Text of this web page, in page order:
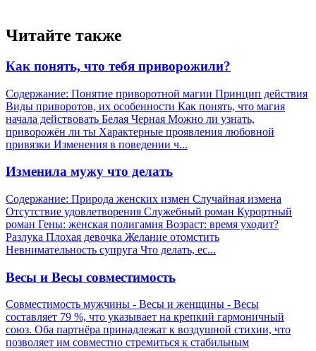
Читайте также
Как понять, что тебя приворожили?
Содержание: Понятие приворотной магии Принцип действия
Виды приворотов, их особенности Как понять, что магия
начала действовать Белая Черная Можно ли узнать,
приворожён ли ты Характерные проявления любовной
привязки Изменения в поведении ч...
Изменила мужу что делать
Содержание: Природа женских измен Случайная измена
Отсутствие удовлетворения Служебный роман Курортный
роман Гены: женская полигамия Возраст: время уходит?
Разлука Плохая девочка Желание отомстить
Невнимательность супруга Что делать, ес...
Весы и Весы совместимость
Совместимость мужчины - Весы и женщины - Весы
составляет 79 %, что указывает на крепкий гармоничный
союз. Оба партнёра принадлежат к воздушной стихии, что
позволяет им совместно стремиться к стабильным